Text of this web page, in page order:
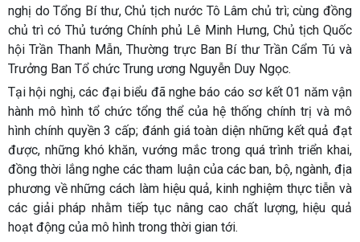
nghị do Tổng Bí thư, Chủ tịch nước Tô Lâm chủ trì; cùng đồng
chủ trì có Thủ tướng Chính phủ Lê Minh Hưng, Chủ tịch Quốc
hội Trần Thanh Mẫn, Thường trực Ban Bí thư Trần Cẩm Tú và
Trưởng Ban Tổ chức Trung ương Nguyễn Duy Ngọc.
Tại hội nghị, các đại biểu đã nghe báo cáo sơ kết 01 năm vận
hành mô hình tổ chức tổng thể của hệ thống chính trị và mô
hình chính quyền 3 cấp; đánh giá toàn diện những kết quả đạt
được, những khó khăn, vướng mắc trong quá trình triển khai,
đồng thời lắng nghe các tham luận của các ban, bộ, ngành, địa
phương về những cách làm hiệu quả, kinh nghiệm thực tiễn và
các giải pháp nhằm tiếp tục nâng cao chất lượng, hiệu quả
hoạt động của mô hình trong thời gian tới.